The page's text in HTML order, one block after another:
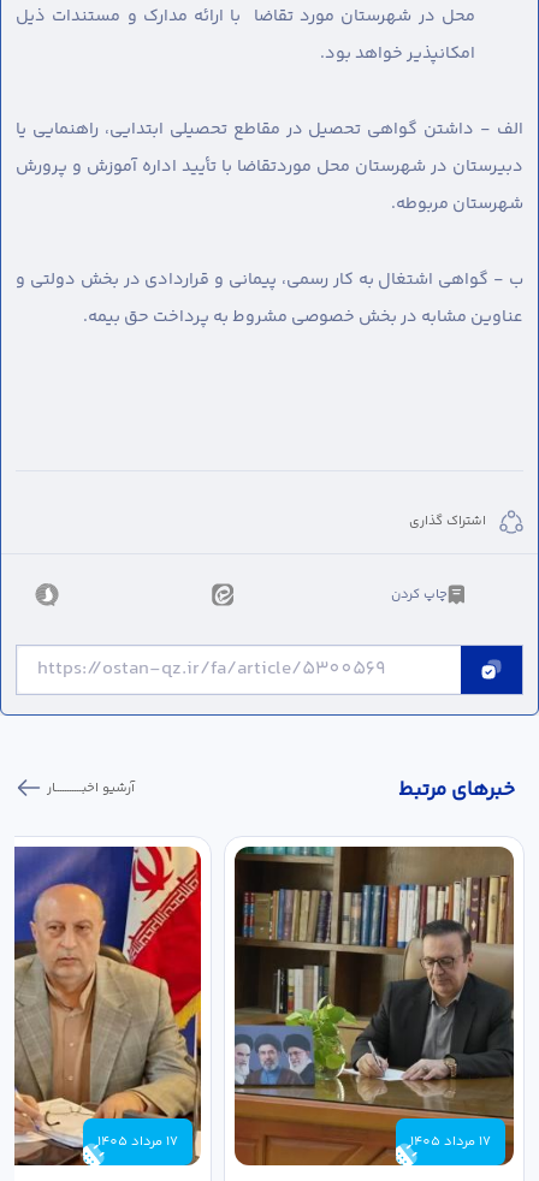
محل در شهرستان مورد تقاضا با ارائه مدارک و مستندات ذیل
امکانپذیر خواهد بود.
الف - داشتن گواهی تحصیل در مقاطع تحصیلی ابتدایی، راهنمایی یا
دبیرستان در شهرستان محل موردتقاضا با تأیید اداره آموزش و پرورش
شهرستان مربوطه.
ب - گواهی اشتغال به کار رسمی، پیمانی و قراردادی در بخش دولتی و
عناوین مشابه در بخش خصوصی مشروط به پرداخت حق بیمه.
اشتراک گذاری
چاپ کردن
خبر‌های مرتبط آرشیو اخبـــــــــــار
17 مرداد 1405 17 مرداد 1405